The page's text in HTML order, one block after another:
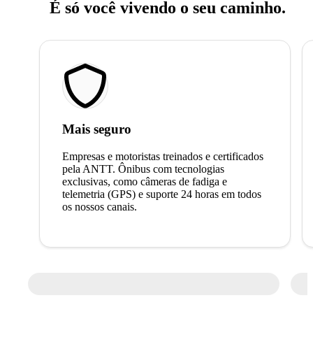
É só você vivendo o seu caminho.
Mais seguro
Empresas e motoristas treinados e certificados
pela ANTT. Ônibus com tecnologias
exclusivas, como câmeras de fadiga e
telemetria (GPS) e suporte 24 horas em todos
os nossos canais.